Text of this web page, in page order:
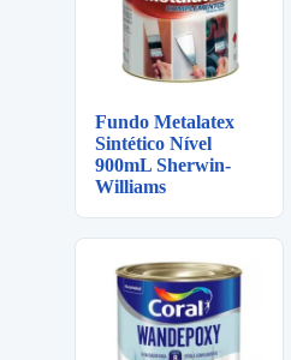
Fundo Metalatex
Sintético Nível
900mL Sherwin-
Williams